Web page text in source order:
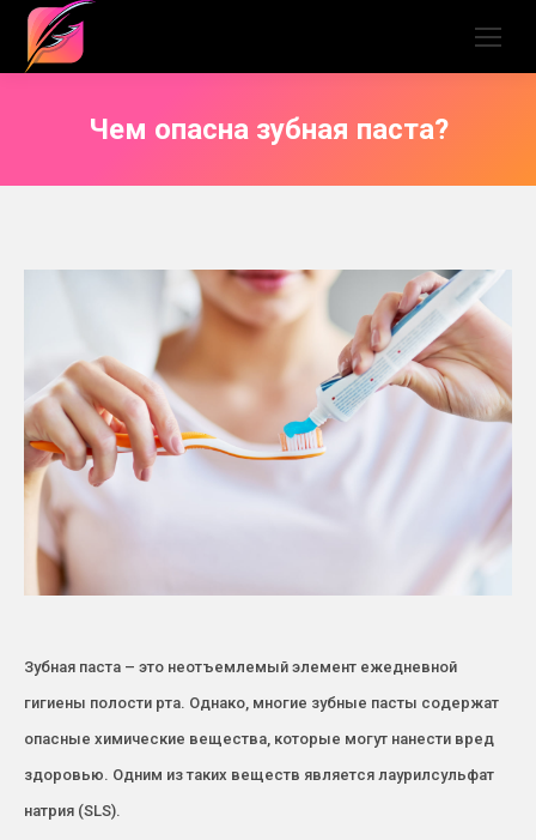
Чем опасна зубная паста?
Зубная паста – это неотъемлемый элемент ежедневной
гигиены полости рта. Однако, многие зубные пасты содержат
опасные химические вещества, которые могут нанести вред
здоровью. Одним из таких веществ является лаурилсульфат
натрия (SLS).